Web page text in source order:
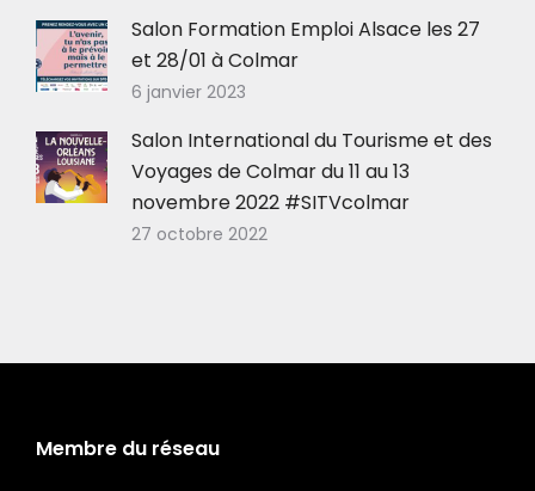
Salon Formation Emploi Alsace les 27
et 28/01 à Colmar
6 janvier 2023
Salon International du Tourisme et des
Voyages de Colmar du 11 au 13
novembre 2022 #SITVcolmar
27 octobre 2022
Membre du réseau